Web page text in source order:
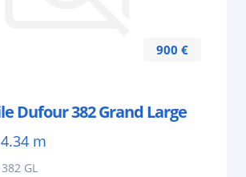
900 €
Dufour 382 Grand Large
m
GL